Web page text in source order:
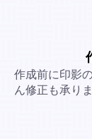
作成前に印影
ん修正も承りま